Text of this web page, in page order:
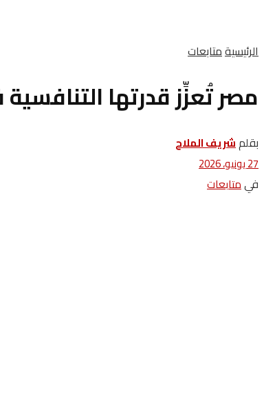
الرئيسيةمتابعات
مصر تُعزِّز قدرتها
بقلم‬شريف الملاح
27 يونيو، 2026
فيمتابعات